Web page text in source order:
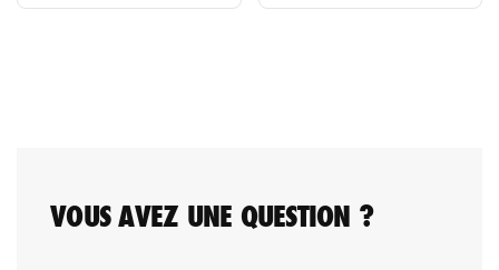
VOUS AVEZ UNE QUESTION ?